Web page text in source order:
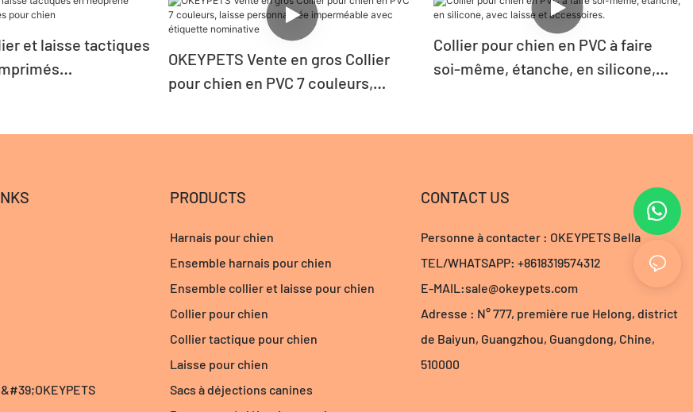
et laisse tactiques
OKEYPETS Vente en gros Collier
pour chien en PVC 7 couleurs,
avec étiquette nominative
Collier pour chien en PVC à faire
soi-même, étanche, en silicone,
PRODUCTS
Harnais pour chien
Ensemble harnais pour chien
Ensemble collier et laisse pour chien
Collier pour chien
Collier tactique pour chien
Laisse pour chien
Sacs à déjections canines
CONTACT US
Personne à contacter : OKEYPETS Bella
TEL/WHATSAPP: +8618319574312
E-MAIL:sale@okeypets.com
Adresse : N° 777, première rue Helong, district
de Baiyun, Guangzhou, Guangdong, Chine,
510000